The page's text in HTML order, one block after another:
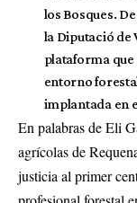
los Bosques.
la Diputació de
plataforma
entorno
implantada en
En palabras de Eli
agrícolas de
justicia al primer